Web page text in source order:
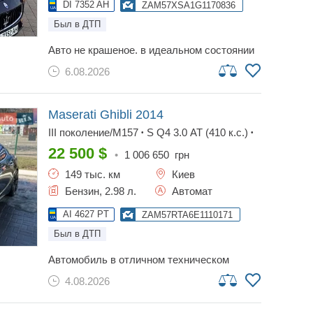
комфортный премиальный салон •
тонировка, хорошее состояние кузова авто
проверкам на любом сто. возможен осмотр
в удобное для вас время. звоните —
договоримся.
DI 7352 AH
ZAM57XSA1G1170836
Был в ДТП
авто не крашеное. в идеальном состоянии
без единого нюанса. выглядит на все
деньги и даже дороже, привлекает много
красивый звук! одним словом «эмоция».
6.08.2026
Maserati Ghibli 2014
III поколение/M157 • S Q4 3.0 АТ (410 к.с.) •
Base
22 500 $ • 1 006 650 грн
149 тыс. км
Киев
Бензин, 2.98 л.
Автомат
AI 4627 PT
ZAM57RTA6E1110171
Был в ДТП
автомобиль в отличном техническом
состоянии – делать ничего не нужно. в
машине работает абсолютно все.
4.08.2026